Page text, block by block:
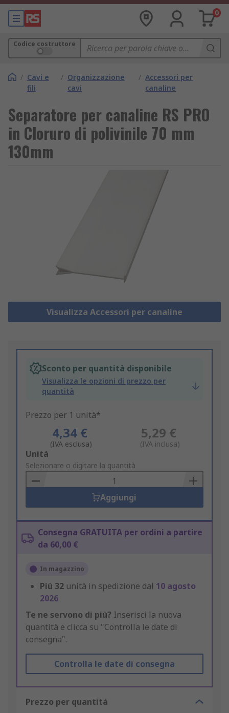
0
Codice costruttore
/ Cavi e
fili
/ Organizzazione
cavi
/ Accessori per
canaline
Separatore per canaline RS PRO
in Cloruro di polivinile 70 mm
130mm
Visualizza Accessori per canaline
Sconto per quantità disponibile
Visualizza le opzioni di prezzo per
quantità
Prezzo per 1 unità*
4,34 €
(IVA esclusa)
5,29 €
(IVA inclusa)
Add
to
Basket
Unità
Selezionare o digitare la quantità
Aggiungi
Consegna GRATUITA per ordini a partire
da 60,00 €
In magazzino
Più 32 unità in spedizione dal 10 agosto
2026
Te ne servono di più? Inserisci la nuova
quantità e clicca su "Controlla le date di
consegna".
Controlla le date di consegna
Prezzo per quantità